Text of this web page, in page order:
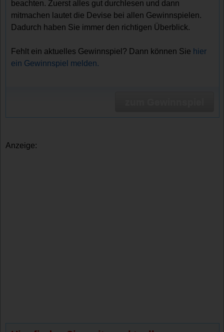
beachten. Zuerst alles gut durchlesen und dann
mitmachen lautet die Devise bei allen Gewinnspielen.
Dadurch haben Sie immer den richtigen Überblick.
Fehlt ein aktuelles Gewinnspiel? Dann können Sie hier
ein Gewinnspiel melden.
Anzeige: